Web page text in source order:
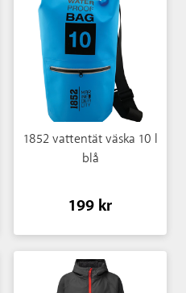
1852 vattentät väska 10 l
blå
199 kr